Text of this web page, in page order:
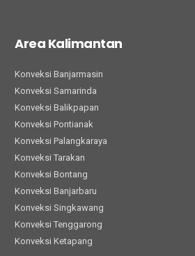
Area Kalimantan
Konveksi Banjarmasin
Konveksi Samarinda
Konveksi Balikpapan
Konveksi Pontianak
Konveksi Palangkaraya
Konveksi Tarakan
Konveksi Bontang
Konveksi Banjarbaru
Konveksi Singkawang
Konveksi Tenggarong
Konveksi Ketapang